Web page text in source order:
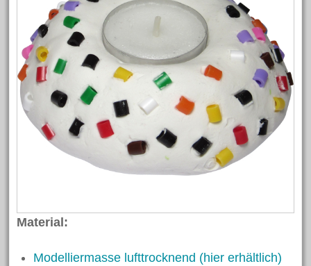
Material:
Modelliermasse lufttrocknend (hier erhältlich)